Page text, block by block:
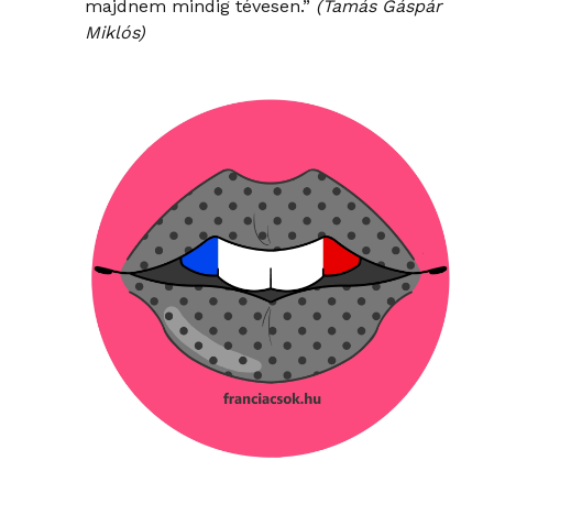
majdnem mindig tévesen.” (Tamás Gáspár
Miklós)